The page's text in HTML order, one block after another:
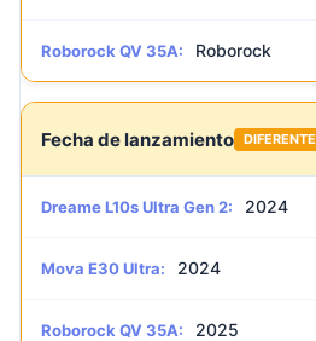
Roborock QV 35A: Roborock
Fecha de lanzamiento DIFERENTE
Dreame L10s Ultra Gen 2: 2024
Mova E30 Ultra: 2024
Roborock QV 35A: 2025